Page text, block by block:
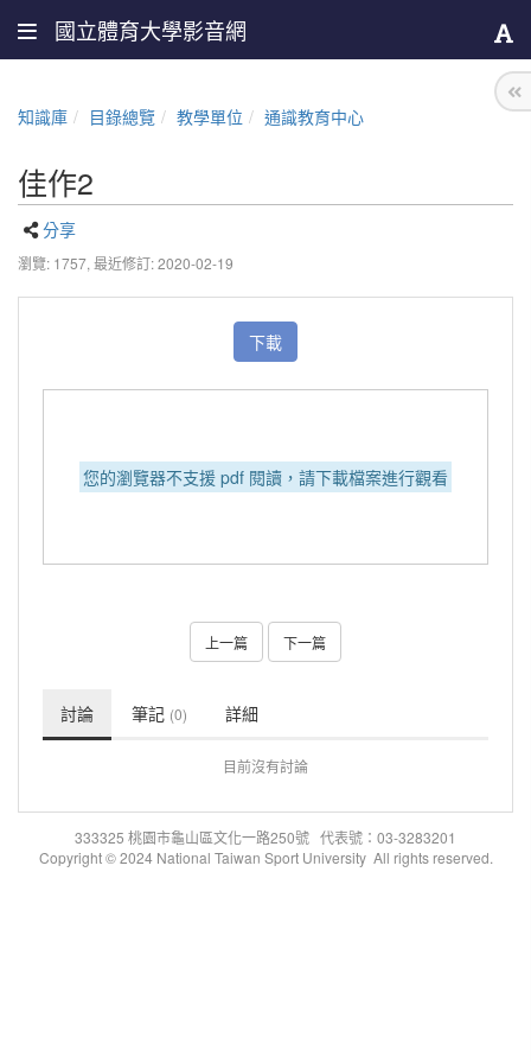
國立體育大學影音網
知識庫 目錄總覽 教學單位 通識教育中心
佳作2
分享
瀏覽: 1757, 最近修訂: 2020-02-19
下載
您的瀏覽器不支援 pdf 閱讀，請下載檔案進行觀看
上一篇 下一篇
討論 筆記 (0) 詳細
目前沒有討論
333325 桃園市龜山區文化一路250號 代表號：03-3283201
Copyright © 2024 National Taiwan Sport University All rights reserved.